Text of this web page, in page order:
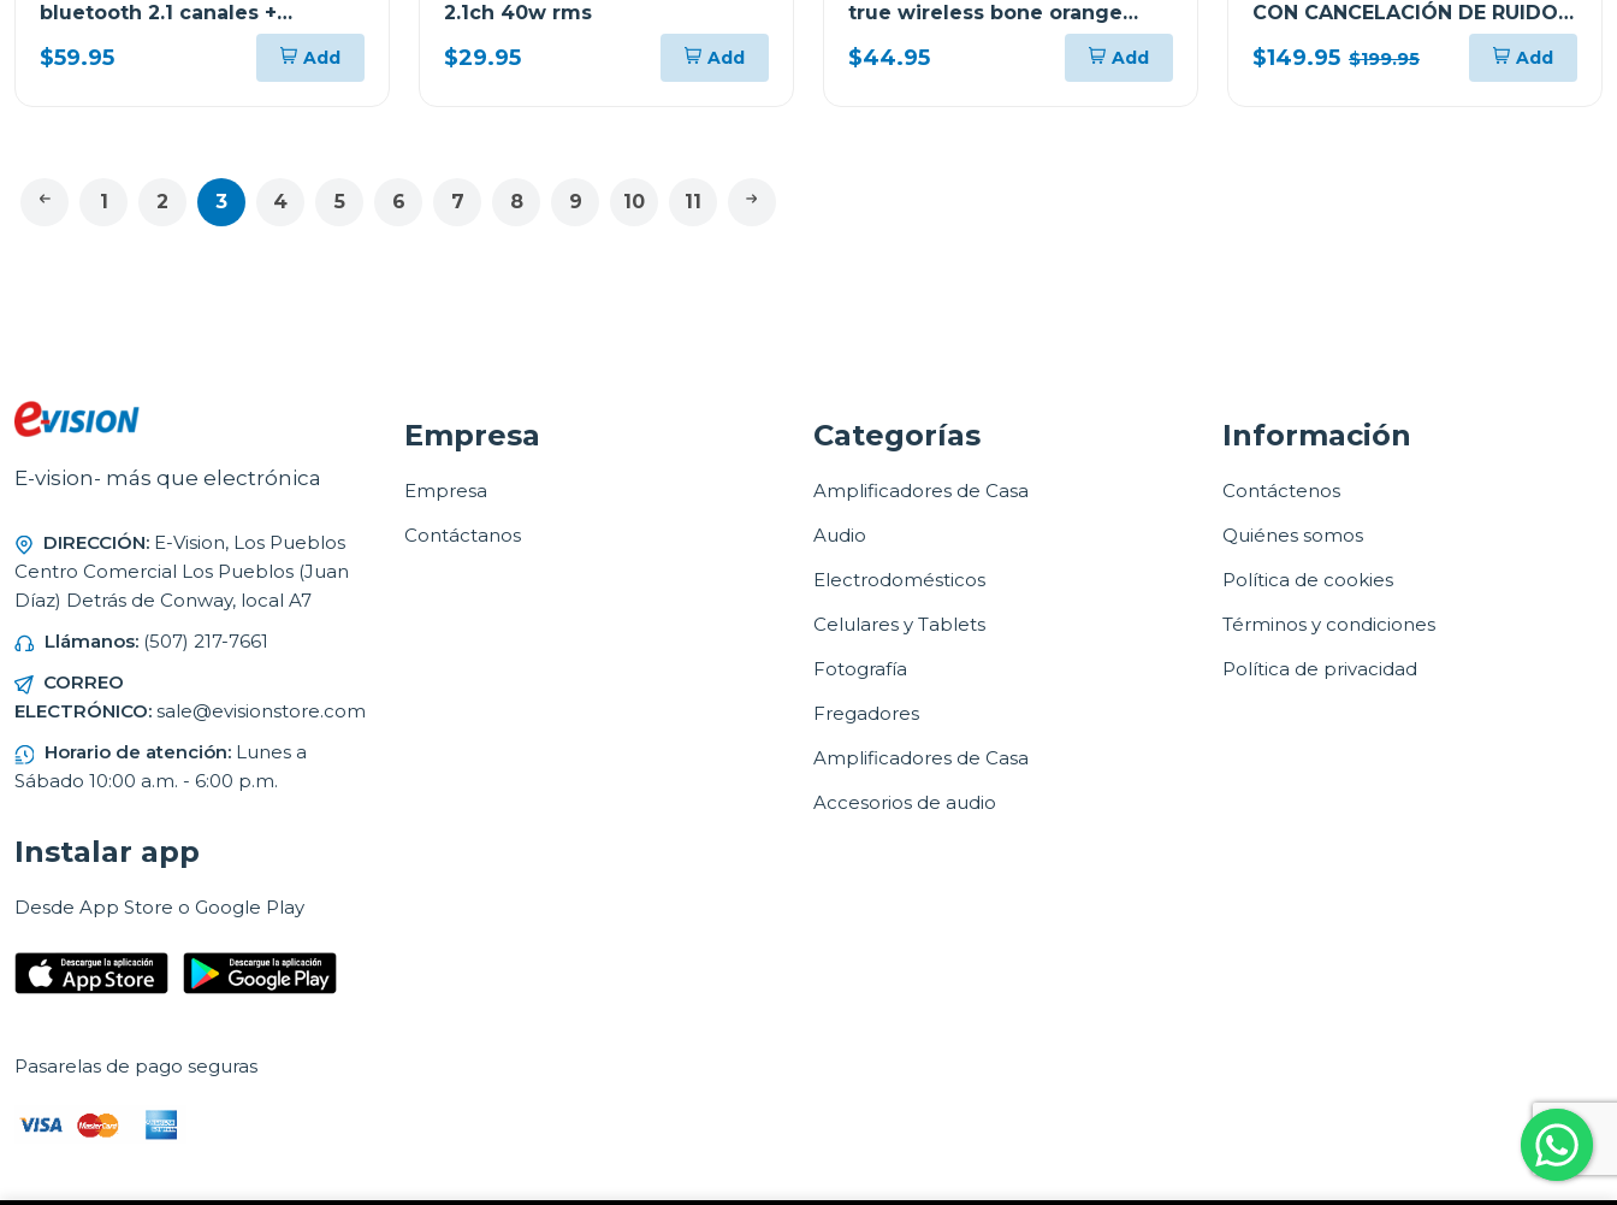
bluetooth 2.1 canales +
subwoofer hmt83
$59.95 Add
2.1ch 40w rms
$29.95 Add
true wireless bone orange
glow r951
$44.95 Add
CON CANCELACIÓN DE RUIDO
ULT WEAR WHULT900N
$149.95 $199.95 Add
1 2 3 4 5 6 7 8 9 10 11
E-vision- más que electrónica
DIRECCIÓN: E-Vision, Los Pueblos
Centro Comercial Los Pueblos (Juan
Díaz) Detrás de Conway, local A7
Llámanos: (507) 217-7661
CORREO
ELECTRÓNICO: sale@evisionstore.com
Horario de atención: Lunes a
Sábado 10:00 a.m. - 6:00 p.m.
Empresa
Empresa
Contáctanos
Categorías
Amplificadores de Casa
Audio
Electrodomésticos
Celulares y Tablets
Fotografía
Fregadores
Amplificadores de Casa
Accesorios de audio
Información
Contáctenos
Quiénes somos
Política de cookies
Términos y condiciones
Política de privacidad
Instalar app
Desde App Store o Google Play
Pasarelas de pago seguras